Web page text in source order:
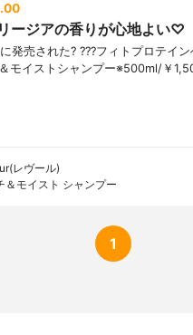
ージアの香りが心地よい♡
発売された? ???フィトプロテイン
モイストシャンプー※500ml/￥
レヴール)
＆モイスト シャンプー
1